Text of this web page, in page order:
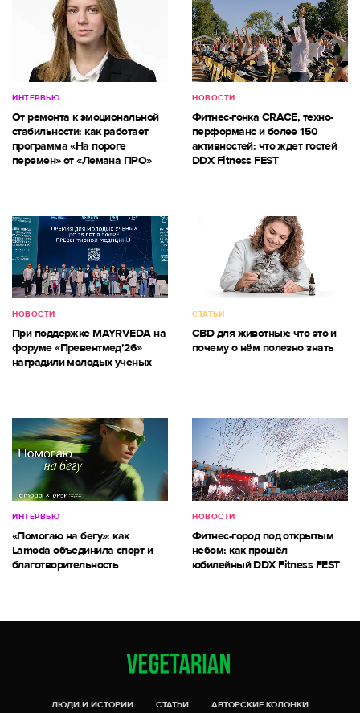
ИНТЕРВЬЮ
От ремонта к эмоциональной
стабильности: как работает
программа «На пороге
перемен» от «Лемана ПРО»
НОВОСТИ
Фитнес-гонка CRACE, техно-
перформанс и более 150
активностей: что ждет гостей
DDX Fitness FEST
НОВОСТИ
При поддержке MAYRVEDA на
форуме «Превентмед’26»
наградили молодых ученых
СТАТЬИ
CBD для животных: что это и
почему о нём полезно знать
ИНТЕРВЬЮ
«Помогаю на бегу»: как
Lamoda объединила спорт и
благотворительность
НОВОСТИ
Фитнес-город под открытым
небом: как прошёл
юбилейный DDX Fitness FEST
ЛЮДИ И ИСТОРИИ СТАТЬИ АВТОРСКИЕ КОЛОНКИ